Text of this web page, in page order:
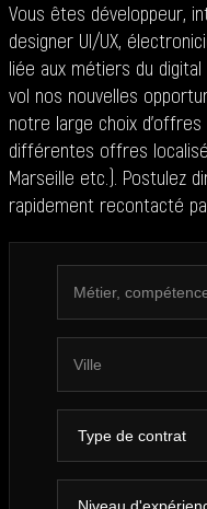
Vous êtes développeur,
designer UI/UX,
liée aux métiers du
vol nos nouvelles
notre large choix
différentes offres
Marseille etc.). Postulez
rapidement recontacté